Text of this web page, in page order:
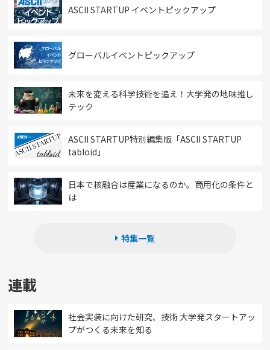
ASCII STARTUP イベントピックアップ
グローバルイベントピックアップ
未来を変える科学技術を追え！大学発の地味推し
テック
ASCII STARTUP特別編集版「ASCII STARTUP
tabloid」
日本で核融合は産業になるのか。商用化の条件と
は
特集一覧
連載
社会実装に向けた研究、技術 大学発スタートアッ
プがつくる未来を知る